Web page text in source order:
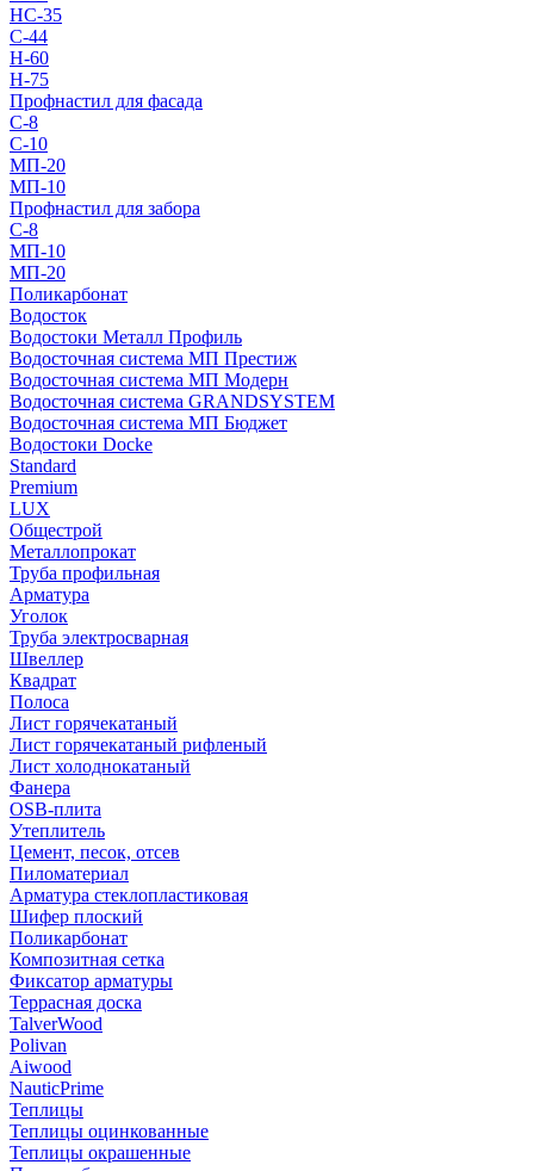
НС-35
С-44
Н-60
Н-75
Профнастил для фасада
С-8
С-10
МП-20
МП-10
Профнастил для забора
С-8
МП-10
МП-20
Поликарбонат
Водосток
Водостоки Металл Профиль
Водосточная система МП Престиж
Водосточная система МП Модерн
Водосточная система GRANDSYSTEM
Водосточная система МП Бюджет
Водостоки Docke
Standard
Premium
LUX
Общестрой
Металлопрокат
Труба профильная
Арматура
Уголок
Труба электросварная
Швеллер
Квадрат
Полоса
Лист горячекатаный
Лист горячекатаный рифленый
Лист холоднокатаный
Фанера
OSB-плита
Утеплитель
Цемент, песок, отсев
Пиломатериал
Арматура стеклопластиковая
Шифер плоский
Поликарбонат
Композитная сетка
Фиксатор арматуры
Террасная доска
TalverWood
Polivan
Aiwood
NauticPrime
Теплицы
Теплицы оцинкованные
Теплицы окрашенные